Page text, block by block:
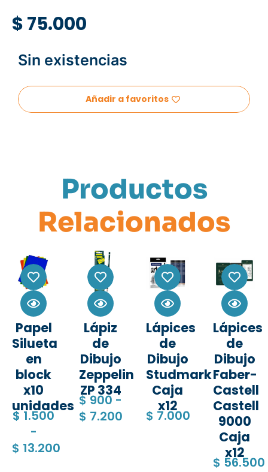
$75.000
Sin existencias
Añadir a favoritos
Productos
Relacionados
Papel
Silueta
en
block
x10
unidades
$1.500
-
$ 13.200
Lápiz
de
Dibujo
Zeppelin
ZP 334
$900 -
$ 7.200
Lápices
de
Dibujo
Studmark
Caja
x12
$ 7.000
Lápices
de
Dibujo
Faber-
Castell
Castell
9000
Caja
x12
$ 56.500